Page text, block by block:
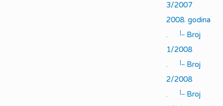
3/2007
2008. godina
.
|_ Broj
1/2008
.
|_ Broj
2/2008
.
|_ Broj